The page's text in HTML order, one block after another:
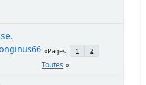
Pages 1 2
Toutes